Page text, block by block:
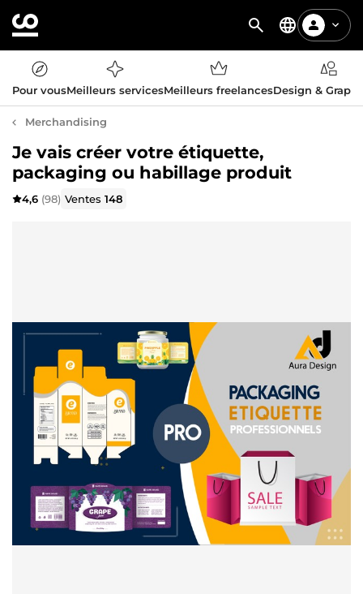
Pour vousMeilleurs servicesMeilleurs freelancesDesign &
Merchandising
Je vais créer votre étiquette,
packaging ou habillage produit
4,6 (98) Ventes148